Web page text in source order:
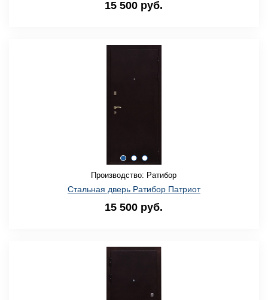
15 500 руб.
Производство: Ратибор
Стальная дверь Ратибор Патриот
15 500 руб.